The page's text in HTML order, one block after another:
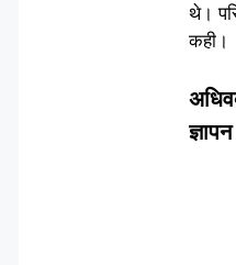
थे।
कही।